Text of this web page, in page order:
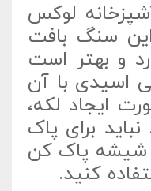
لوکس
سنگ بافت
و بهتر است
اسیدی با آن
ایجاد لکه،
برای پاک
شیشه پاک کن
کنید.